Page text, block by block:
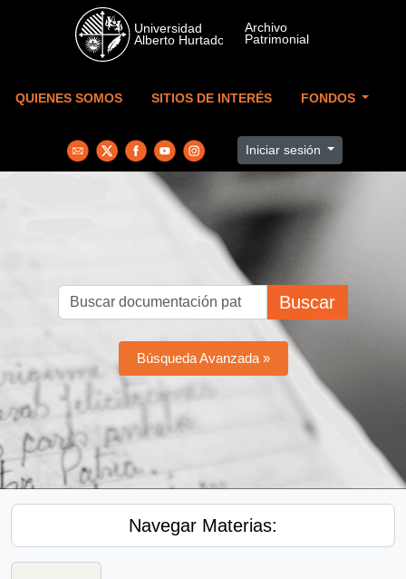
Skip to main content
QUIENES SOMOS SITIOS DE INTERÉS FONDOS
Iniciar sesión
Buscar
Búsqueda Avanzada »
Navegar Materias: